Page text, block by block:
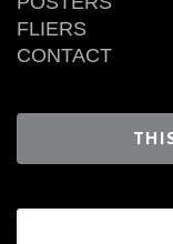
FLIERS
CONTACT